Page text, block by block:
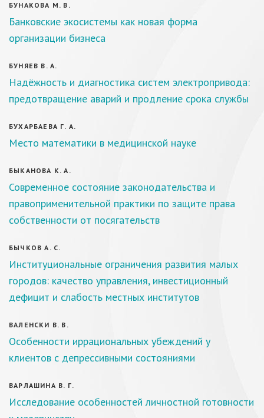
БУНАКОВА М. В.
Банковские экосистемы как новая форма
организации бизнеса
БУНЯЕВ В. А.
Надёжность и диагностика систем электропривода:
предотвращение аварий и продление срока службы
БУХАРБАЕВА Г. А.
Место математики в медицинской науке
БЫКАНОВА К. А.
Современное состояние законодательства и
правоприменительной практики по защите права
собственности от посягательств
БЫЧКОВ А. С.
Институциональные ограничения развития малых
городов: качество управления, инвестиционный
дефицит и слабость местных институтов
ВАЛЕНСКИ В. В.
Особенности иррациональных убеждений у
клиентов с депрессивными состояниями
ВАРЛАШИНА В. Г.
Исследование особенностей личностной готовности